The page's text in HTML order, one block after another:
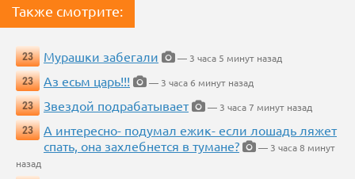
Также смотрите:
23 Мурашки забегали
— 3 часа 5 минут назад
23
Аз есьм царь!!!
— 3 часа 6 минут назад
23
Звездой подрабатывает
— 3 часа 7 минут назад
23
А интересно- подумал ежик- если лошадь ляжет
спать, она захлебнется в тумане?
— 3 часа 8 минут
назад